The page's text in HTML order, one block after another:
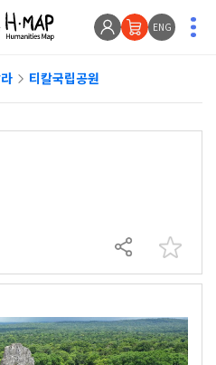
ENG
티칼국립공원